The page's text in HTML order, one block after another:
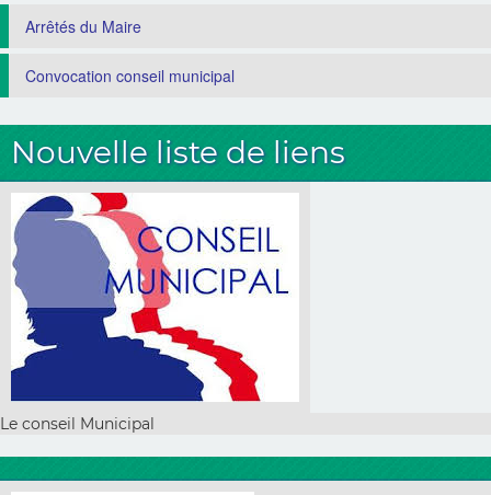
Arrêtés du Maire
Convocation conseil municipal
Nouvelle liste de liens
Le conseil Municipal